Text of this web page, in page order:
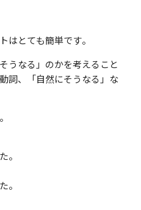
はとても簡単です。
うなる」のかを考えること
詞、「自然にそうなる」な
。
。